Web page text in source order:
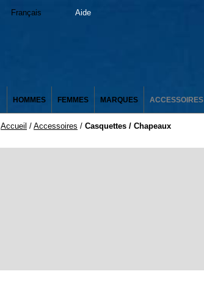
Français Aide
HOMMES FEMMES MARQUES ACCESSOIRES
Accueil / Accessoires / Casquettes / Chapeaux